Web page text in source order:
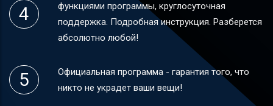
функциями программы, круглосуточная
поддержка. Подробная инструкция. Разберется
абсолютно любой!
Официальная программа - гарантия того, что
никто не украдет ваши вещи!